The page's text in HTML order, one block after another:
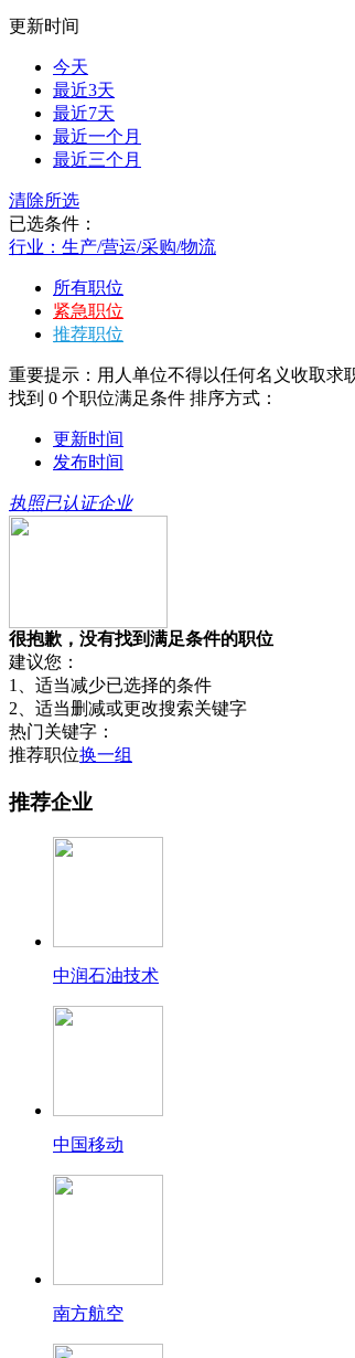
更新时间
今天
最近3天
最近7天
最近一个月
最近三个月
清除所选
已选条件：
行业：生产/营运/采购/物流
所有职位
紧急职位
推荐职位
重要提示：用人单位不得以任何名义收取求
找到 0 个职位满足条件 排序方式：
更新时间
发布时间
执照已认证企业
很抱歉，没有找到满足条件的职位
建议您：
1、适当减少已选择的条件
2、适当删减或更改搜索关键字
热门关键字：
推荐职位换一组
推荐企业
中润石油技术
中国移动
南方航空